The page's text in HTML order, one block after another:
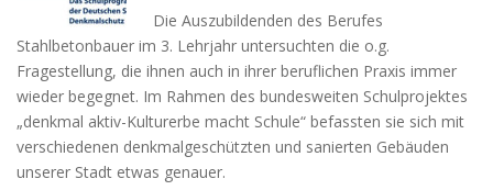
Die Auszubildenden des Berufes
Stahlbetonbauer im 3. Lehrjahr untersuchten die o.g.
Fragestellung, die ihnen auch in ihrer beruflichen Praxis immer
wieder begegnet. Im Rahmen des bundesweiten Schulprojektes
„denkmal aktiv-Kulturerbe macht Schule“ befassten sie sich mit
verschiedenen denkmalgeschützten und sanierten Gebäuden
unserer Stadt etwas genauer.